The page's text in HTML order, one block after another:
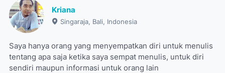
Kriana
Singaraja, Bali, Indonesia
Saya hanya orang yang menyempatkan diri untuk menulis
tentang apa saja ketika saya sempat menulis, untuk diri
sendiri maupun informasi untuk orang lain